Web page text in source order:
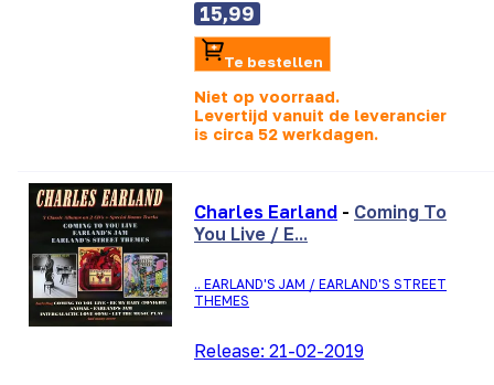
15,99
Te bestellen
Niet op voorraad.
Levertijd vanuit de leverancier
is circa 52 werkdagen.
Charles Earland - Coming To
You Live / E...
.. EARLAND'S JAM / EARLAND'S STREET
THEMES
Release: 21-02-2019